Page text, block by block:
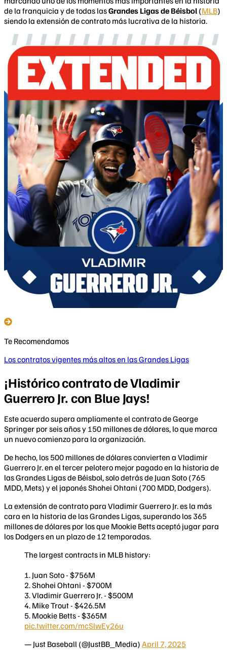
de la franquicia y de todas lasGrandes Ligas de Béisbol (MLB)
siendo la extensión de contrato más lucrativa de la historia.
Te Recomendamos
Los contratos vigentes más altos en las Grandes Ligas
¡Histórico contrato de Vladimir
Guerrero Jr. con Blue Jays!
Este acuerdo supera ampliamente el contrato de George
Springer por seis años y 150 millones de dólares, lo que marca
un nuevo comienzo para la organización.
De hecho, los 500 millones de dólares convierten a Vladimir
Guerrero Jr. en el tercer pelotero mejor pagado en la historia de
las Grandes Ligas de Béisbol, solo detrás de Juan Soto (765
MDD, Mets) y el japonés Shohei Ohtani (700 MDD, Dodgers).
La extensión de contrato para Vladimir Guerrero Jr. es la más
cara en la historia de las Grandes Ligas, superando los 365
millones de dólares por los que Mookie Betts aceptó jugar para
los Dodgers en un plazo de 12 temporadas.
The largest contracts in MLB history:
1. Juan Soto - $756M
2. Shohei Ohtani - $700M
3. Vladimir Guerrero Jr. - $500M
4. Mike Trout - $426.5M
5. Mookie Betts - $365M
pic.twitter.com/mcSlwEy26u
— Just Baseball (@JustBB_Media) April 7, 2025